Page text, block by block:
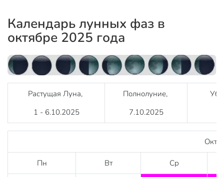
Календарь лунных фаз в
октябре 2025 года
Растущая Луна,
1 - 6.10.2025
Полнолуние,
7.10.2025
Пн Вт Ср